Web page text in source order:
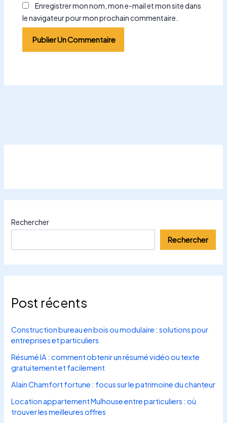
Enregistrer mon nom, mon e-mail et mon site dans
le navigateur pour mon prochain commentaire.
Rechercher
Rechercher
Post récents
Construction bureau en bois ou modulaire : solutions pour
entreprises et particuliers
Résumé IA : comment obtenir un résumé vidéo ou texte
gratuitement et facilement
Alain Chamfort fortune : focus sur le patrimoine du chanteur
Location appartement Mulhouse entre particuliers : où
trouver les meilleures offres